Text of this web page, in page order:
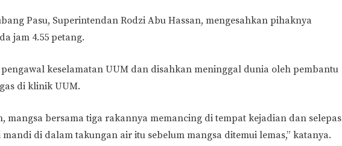
Pasu, Superintendan Rodzi Abu Hassan, mengesahkan pihaknya
jam 4.55 petang.
keselamatan UUM dan disahkan meninggal dunia oleh pembantu
di klinik UUM.
mangsa bersama tiga rakannya memancing di tempat kejadian dan selepas
di dalam takungan air itu sebelum mangsa ditemui lemas,” katanya.